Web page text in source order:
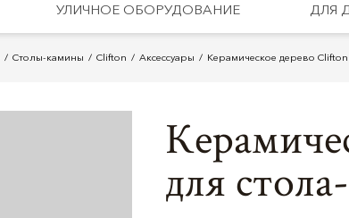
УЛИЧНОЕ ОБОРУДОВАНИЕ ДЛЯ
Столы-камины Clifton Аксессуары Керамическое дерево
для